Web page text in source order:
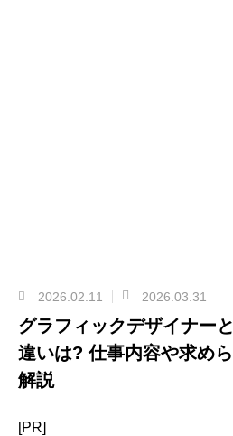
2026.02.11 2026.03.31
グラフィックデザイナー
違いは? 仕事内容や求め
解説
[PR]